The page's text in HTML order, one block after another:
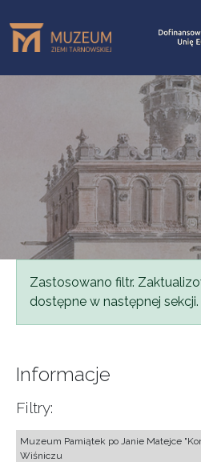
Komunikat
Zastosowano filtr.
dostępne w następnej sekcji.
Informacje
Filtry:
Muzeum Pamiątek po Janie Matejce
Wiśniczu